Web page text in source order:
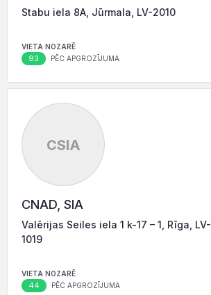
Stabu iela 8A, Jūrmala, LV-2010
VIETA NOZARĒ
93 PĒC APGROZĪJUMA
CSIA
CNAD, SIA
Valērijas Seiles iela 1 k-17 – 1, Rīga, LV-
1019
VIETA NOZARĒ
44 PĒC APGROZĪJUMA